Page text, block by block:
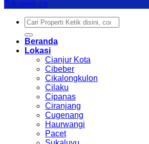
Tokoweb.co
Pencarian
untuk:
Beranda
Lokasi
Cianjur Kota
Cibeber
Cikalongkulon
Cilaku
Cipanas
Ciranjang
Cugenang
Haurwangi
Pacet